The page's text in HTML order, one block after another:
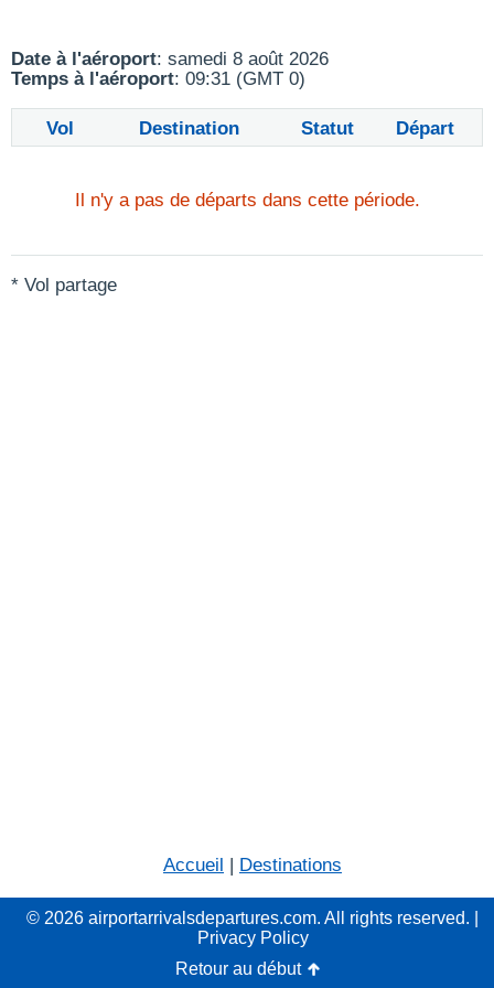
Date à l'aéroport: samedi 8 août 2026
Temps à l'aéroport: 09:31 (GMT 0)
Vol Destination Statut Départ
Il n'y a pas de départs dans cette période.
* Vol partage
Accueil | Destinations
© 2026 airportarrivalsdepartures.com. All rights reserved. |
Privacy Policy
Retour au début